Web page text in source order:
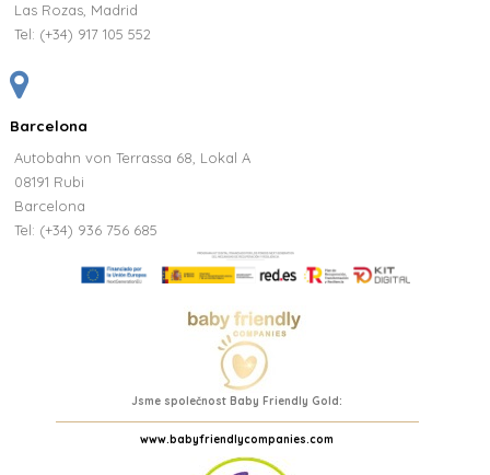
Las Rozas, Madrid
Tel: (+34) 917 105 552
Barcelona
Autobahn von Terrassa 68, Lokal A
08191 Rubi
Barcelona
Tel: (+34) 936 756 685
Jsme společnost Baby Friendly Gold:
www.babyfriendlycompanies.com